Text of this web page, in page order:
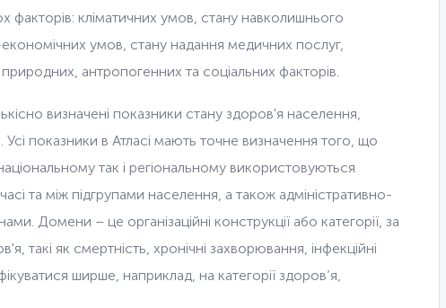
кліматичних умов, стану навколишнього
умов, стану надання медичних послуг,
антропогенних та соціальних факторів.
визначені показники стану здоров'я населення,
показники в Атласі мають точне визначення того, що
так і регіональному використовуються
та між підгрупами населення, а також адміністративно-
Домени – це організаційні конструкції або категорії, за
такі як смертність, хронічні захворювання, інфекційні
ширше, наприклад, на категорії здоров’я,